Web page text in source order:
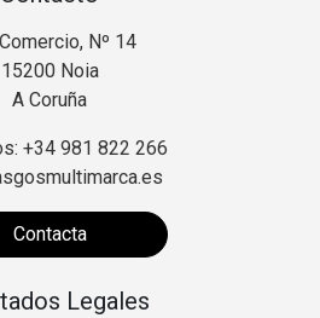
Nº 14
15200 Noia
A Coruña
+34 981 822 266
Contacta
Legales